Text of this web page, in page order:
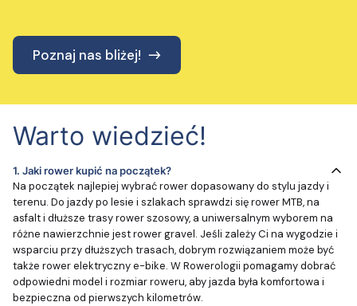
Poznaj nas bliżej!
Warto wiedzieć!
1. Jaki rower kupić na początek?
Na początek najlepiej wybrać rower dopasowany do stylu jazdy i
terenu. Do jazdy po lesie i szlakach sprawdzi się rower MTB, na
asfalt i dłuższe trasy rower szosowy, a uniwersalnym wyborem na
różne nawierzchnie jest rower gravel. Jeśli zależy Ci na wygodzie i
wsparciu przy dłuższych trasach, dobrym rozwiązaniem może być
także rower elektryczny e-bike. W Rowerologii pomagamy dobrać
odpowiedni model i rozmiar roweru, aby jazda była komfortowa i
bezpieczna od pierwszych kilometrów.